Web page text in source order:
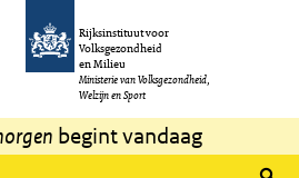
gaan
Rijksinstituut voor
Volksgezondheid
en Milieu
Ministerie van Volksgezondheid,
Welzijn en Sport
begint vandaag